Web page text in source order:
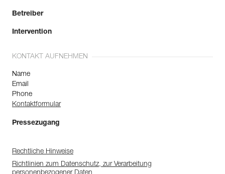
Betreiber
Intervention
KONTAKT AUFNEHMEN
Name
Email
Phone
Kontaktformular
Pressezugang
Rechtliche Hinweise
Richtlinien zum Datenschutz, zur Verarbeitung